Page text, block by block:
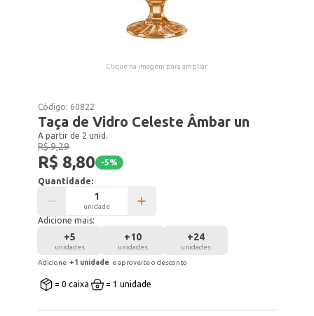
Clique na imagem para ampliar.
Código: 60822
Taça de Vidro Celeste Âmbar un
A partir de 2 unid.
R$ 9,29
R$ 8,80 -5%
Quantidade:
unidade
Adicione mais:
+5
unidades
+10
unidades
+24
unidades
Adicione +1 unidade e aproveite o desconto
= 0 caixa = 1 unidade